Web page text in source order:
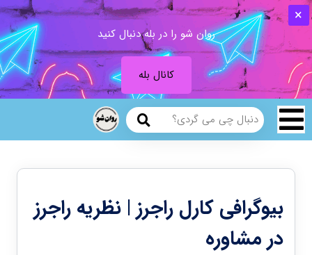
روان شو را در بله دنبال کنید
کانال بله
بیوگرافی کارل راجرز | نظریه راجرز
در مشاوره